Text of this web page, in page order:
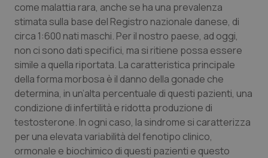
Provincia Autonoma di Bolzano
Provincia Autonoma di Trento
Puglia
Sardegna
Sicilia
Infezioni & Febbre
Ipertensione & Scompenso
Malattie rare
Malattia di Crohn & Rettocolite Ulcerosa
Neuroscienze & patologie neurodegenerative
come malattia rara, anche se ha una prevalenza
stimata sulla base del Registro nazionale danese, di
circa 1:600 nati maschi. Per il nostro paese, ad oggi,
non ci sono dati specifici, ma si ritiene possa essere
simile a quella riportata. La caratteristica principale
della forma morbosa è il danno della gonade che
determina, in un’alta percentuale di questi pazienti, una
condizione di infertilità e ridotta produzione di
testosterone. In ogni caso, la sindrome si caratterizza
per una elevata variabilità del fenotipo clinico,
ormonale e biochimico di questi pazienti e questo